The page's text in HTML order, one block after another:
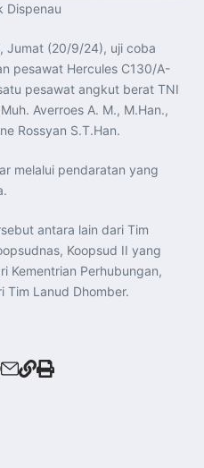
Dispenau
Jumat (20/9/24), uji coba
pesawat Hercules C130/A-
pesawat angkut berat TNI
Averroes A. M., M.Han.,
Rossyan S.T.Han.
melalui pendaratan yang
antara lain dari Tim
Koopsud II yang
Kementrian Perhubungan,
Tim Lanud Dhomber.